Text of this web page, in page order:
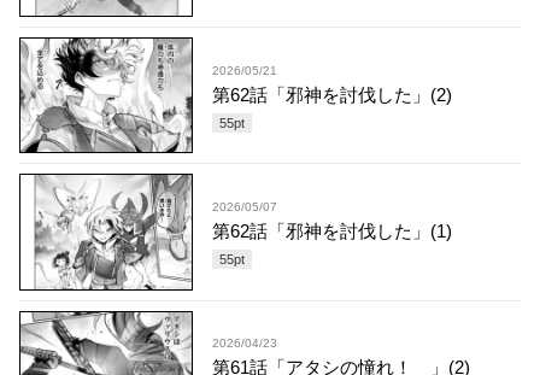
2026/05/21
第62話「邪神を討伐した」(2)
55pt
2026/05/07
第62話「邪神を討伐した」(1)
55pt
2026/04/23
第61話「アタシの憧れ！ 」(2)